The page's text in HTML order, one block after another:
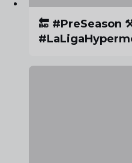
🔚 #PreSeason